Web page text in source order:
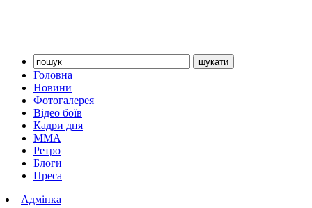
Головна
Новини
Фотогалерея
Відео боїв
Кадри дня
ММА
Ретро
Блоги
Преса
Адмінка